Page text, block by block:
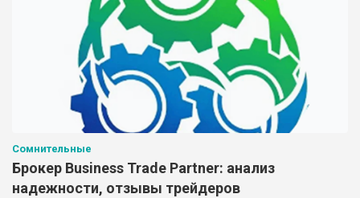
Сомнительные
Брокер Business Trade Partner: анализ
надежности, отзывы трейдеров